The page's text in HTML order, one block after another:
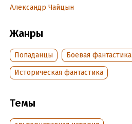
Подробная информация
Дата написания:1 января 2019
Год издания:2019
ISBN (EAN):
Александр Чайцын
Жанры
Попаданцы
Боевая фантастика
Историческая фантастика
Темы